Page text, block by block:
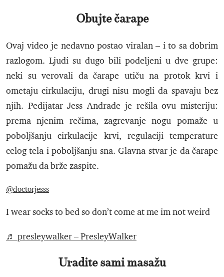
Obujte čarape
Ovaj video je nedavno postao viralan – i to sa dobrim
razlogom. Ljudi su dugo bili podeljeni u dve grupe:
neki su verovali da čarape utiču na protok krvi i
ometaju cirkulaciju, drugi nisu mogli da spavaju bez
njih. Pedijatar Jess Andrade je rešila ovu misteriju:
prema njenim rečima, zagrevanje nogu pomaže u
poboljšanju cirkulacije krvi, regulaciji temperature
celog tela i poboljšanju sna. Glavna stvar je da čarape
pomažu da brže zaspite.
@doctorjesss
I wear socks to bed so don’t come at me im not weird
♬ presleywalker – PresleyWalker
Uradite sami masažu